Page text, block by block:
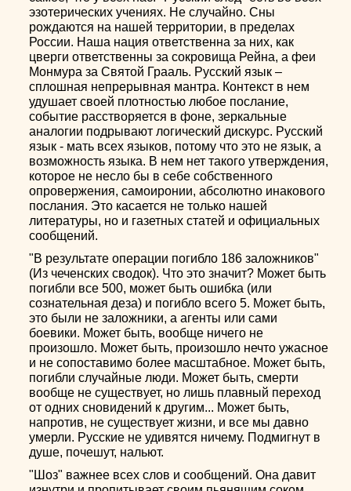
эзотерических учениях. Не случайно. Сны
рождаются на нашей территории, в пределах
России. Наша нация ответственна за них, как
цверги ответственны за сокровища Рейна, а феи
Монмура за Святой Грааль. Русский язык –
сплошная непрерывная мантра. Контекст в нем
удушает своей плотностью любое послание,
событие расстворяется в фоне, зеркальные
аналогии подрывают логический дискурс. Русский
язык - мать всех языков, потому что это не язык, а
возможность языка. В нем нет такого утверждения,
которое не несло бы в себе собственного
опровержения, самоиронии, абсолютно инакового
послания. Это касается не только нашей
литературы, но и газетных статей и официальных
сообщений.
"В результате операции погибло 186 заложников"
(Из чеченских сводок). Что это значит? Может быть
погибли все 500, может быть ошибка (или
сознательная деза) и погибло всего 5. Может быть,
это были не заложники, а агенты или сами
боевики. Может быть, вообще ничего не
произошло. Может быть, произошло нечто ужасное
и не сопоставимо более масштабное. Может быть,
погибли случайные люди. Может быть, смерти
вообще не существует, но лишь плавный переход
от одних сновидений к другим... Может быть,
напротив, не существует жизни, и все мы давно
умерли. Русские не удивятся ничему. Подмигнут в
душе, почешут, нальют.
"Шоз" важнее всех слов и сообщений. Она давит